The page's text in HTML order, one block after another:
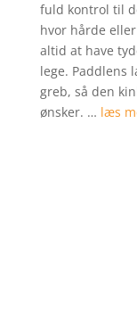
fuld kontrol til
hvor hårde
altid at have
lege. Paddlens
greb, så den
ønsker. … læs